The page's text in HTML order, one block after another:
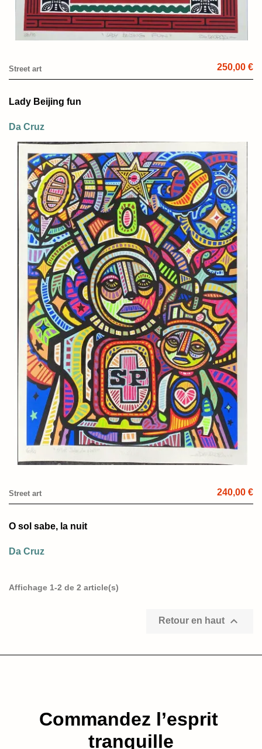
Street art 250,00 €
Lady Beijing fun
Da Cruz
Street art 240,00 €
O sol sabe, la nuit
Da Cruz
Affichage 1-2 de 2 article(s)
Retour en haut 
Commandez l’esprit​
tranquille